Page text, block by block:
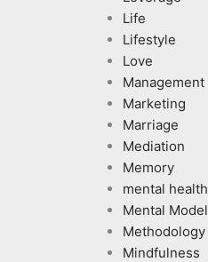
Life
Lifestyle
Love
Management
Marketing
Marriage
Mediation
Memory
mental health
Mental Model
Methodology
Mindfulness